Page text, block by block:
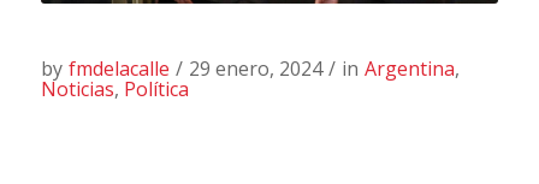
by fmdelacalle / 29 enero, 2024 / in Argentina,
Noticias, Política